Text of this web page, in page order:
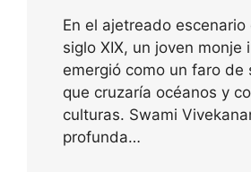
En el ajetreado
siglo XIX, un joven monje
emergió como un faro de
que cruzaría océanos y
culturas. Swami
profunda…